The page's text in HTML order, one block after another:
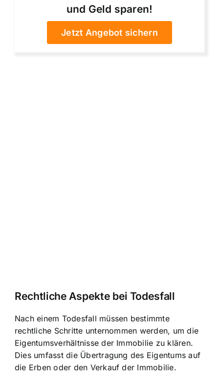
und Geld sparen!
Jetzt Angebot sichern
Rechtliche Aspekte bei Todesfall
Nach einem Todesfall müssen bestimmte
rechtliche Schritte unternommen werden, um die
Eigentumsverhältnisse der Immobilie zu klären.
Dies umfasst die Übertragung des Eigentums auf
die Erben oder den Verkauf der Immobilie.